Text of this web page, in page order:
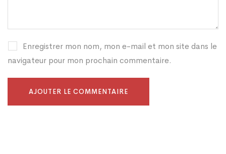
Enregistrer mon nom, mon e-mail et mon site dans le
navigateur pour mon prochain commentaire.